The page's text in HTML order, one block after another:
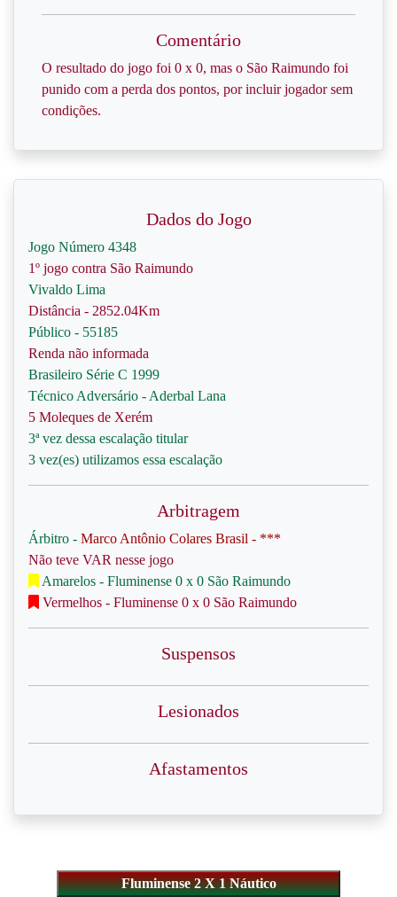
Comentário
O resultado do jogo foi 0 x 0, mas o São Raimundo foi
punido com a perda dos pontos, por incluir jogador sem
condições.
Dados do Jogo
Jogo Número 4348
1º jogo contra São Raimundo
Vivaldo Lima
Distância - 2852.04Km
Público - 55185
Renda não informada
Brasileiro Série C 1999
Técnico Adversário - Aderbal Lana
5 Moleques de Xerém
3ª vez dessa escalação titular
3 vez(es) utilizamos essa escalação
Arbitragem
Árbitro - Marco Antônio Colares Brasil - ***
Não teve VAR nesse jogo
Amarelos - Fluminense 0 x 0 São Raimundo
Vermelhos - Fluminense 0 x 0 São Raimundo
Suspensos
Lesionados
Afastamentos